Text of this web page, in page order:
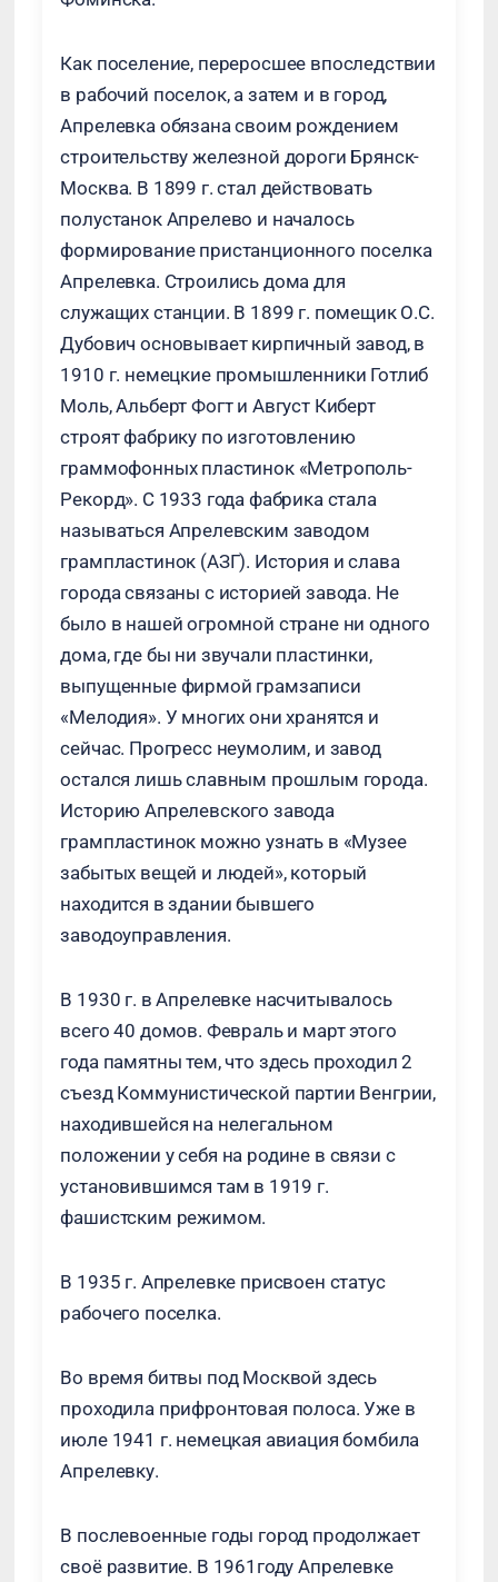
Как поселение, переросшее впоследствии
в рабочий поселок, а затем и в город,
Апрелевка обязана своим рождением
строительству железной дороги Брянск-
Москва. В 1899 г. стал действовать
полустанок Апрелево и началось
формирование пристанционного поселка
Апрелевка. Строились дома для
служащих станции. В 1899 г. помещик О.С.
Дубович основывает кирпичный завод, в
1910 г. немецкие промышленники Готлиб
Моль, Альберт Фогт и Август Киберт
строят фабрику по изготовлению
граммофонных пластинок «Метрополь-
Рекорд». С 1933 года фабрика стала
называться Апрелевским заводом
грампластинок (АЗГ). История и слава
города связаны с историей завода. Не
было в нашей огромной стране ни одного
дома, где бы ни звучали пластинки,
выпущенные фирмой грамзаписи
«Мелодия». У многих они хранятся и
сейчас. Прогресс неумолим, и завод
остался лишь славным прошлым города.
Историю Апрелевского завода
грампластинок можно узнать в «Музее
забытых вещей и людей», который
находится в здании бывшего
заводоуправления.
В 1930 г. в Апрелевке насчитывалось
всего 40 домов. Февраль и март этого
года памятны тем, что здесь проходил 2
съезд Коммунистической партии Венгрии,
находившейся на нелегальном
положении у себя на родине в связи с
установившимся там в 1919 г.
фашистским режимом.
В 1935 г. Апрелевке присвоен статус
рабочего поселка.
Во время битвы под Москвой здесь
проходила прифронтовая полоса. Уже в
июле 1941 г. немецкая авиация бомбила
Апрелевку.
В послевоенные годы город продолжает
своё развитие. В 1961году Апрелевке